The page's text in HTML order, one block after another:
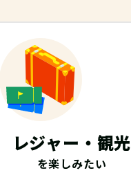
レジャー・観光
を楽しみたい